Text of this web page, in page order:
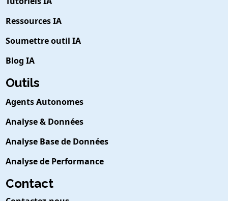
Ressources IA
Soumettre outil IA
Blog IA
Outils
Agents Autonomes
Analyse & Données
Analyse Base de Données
Analyse de Performance
Contact